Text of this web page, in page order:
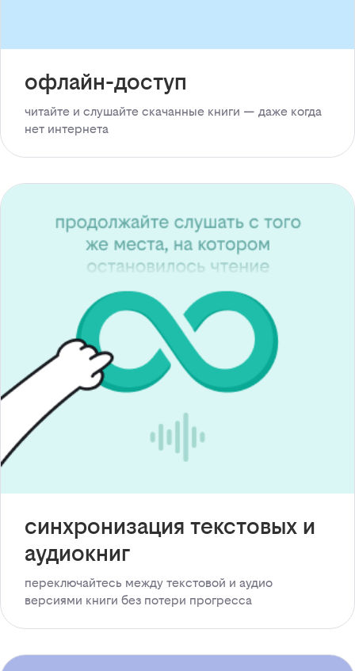
офлайн-доступ
читайте и слушайте скачанные книги — даже когда
нет интернета
синхронизация текстовых и
аудиокниг
переключайтесь между текстовой и аудио
версиями книги без потери прогресса